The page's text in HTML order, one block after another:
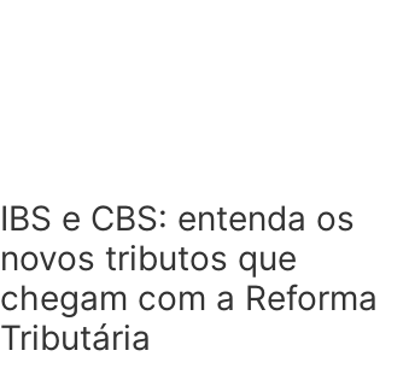
IBS e CBS: entenda os
novos tributos que
chegam com a Reforma
Tributária